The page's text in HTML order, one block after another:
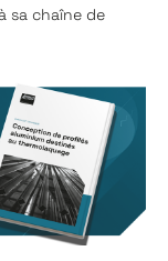
sa chaîne de